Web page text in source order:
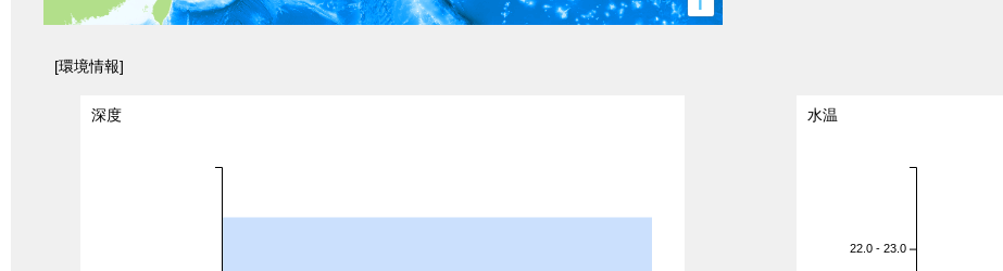
[環境情報]
深度
水温
22.0 - 23.0